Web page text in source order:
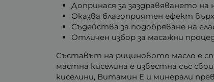
Допринася за заздравяването
Оказва благоприятен ефект
Съдейства за подобряване на
Отличен избор за масажни
Съставът на рициновото масло е
мастна киселина е известна със
киселини, Витамин E и минерали